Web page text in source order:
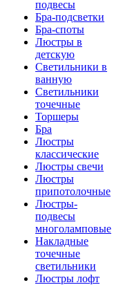
подвесы
Бра-подсветки
Бра-споты
Люстры в
детскую
Светильники в
ванную
Светильники
точечные
Торшеры
Бра
Люстры
классические
Люстры свечи
Люстры
припотолочные
Люстры-
подвесы
многоламповые
Накладные
точечные
светильники
Люстры лофт